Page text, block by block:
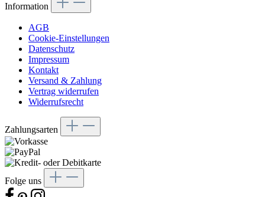
Information
AGB
Cookie-Einstellungen
Datenschutz
Impressum
Kontakt
Versand & Zahlung
Vertrag widerrufen
Widerrufsrecht
Zahlungsarten
Folge uns